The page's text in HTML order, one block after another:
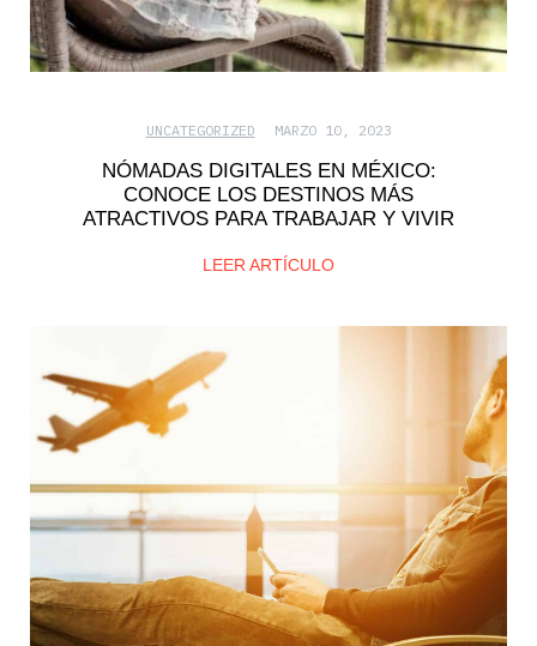
UNCATEGORIZED MARZO 10, 2023
NÓMADAS DIGITALES EN MÉXICO:
CONOCE LOS DESTINOS MÁS
ATRACTIVOS PARA TRABAJAR Y VIVIR
LEER ARTÍCULO